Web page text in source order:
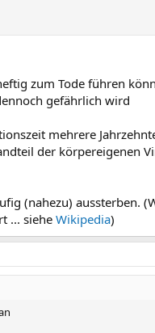
zum Tode führen
gefährlich wird
mehrere
der körpereigenen
(nahezu) aussterben.
... siehe Wikipedia)